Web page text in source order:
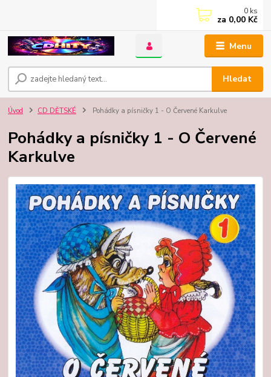
Menu
Hledat
0 ks
za 0,00 Kč
Úvod CD DĚTSKÉ Pohádky a písničky 1 - O Červené Karkulve
Pohádky a písničky 1 - O Červené
Karkulve